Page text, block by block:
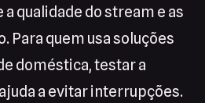
qualidade do stream e as
Para quem usa soluções
doméstica, testar a
a evitar interrupções.